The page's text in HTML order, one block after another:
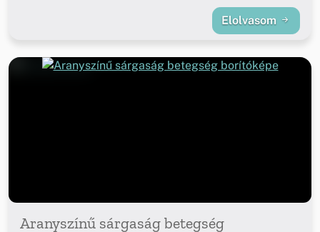
Elolvasom
Aranyszínű sárgaság betegség